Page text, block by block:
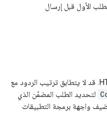
الأول قبل إرسال
في ما يلي مثال على رد مجمّع من HTTP. قد لا يتطابق ترتيب الردود مع
لتحديد الطلب المضمّن الذي
واجهة برمجة التطبيقات